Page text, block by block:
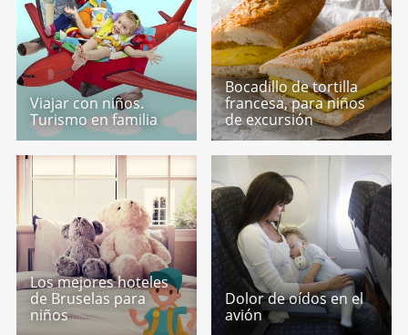
Viajar con niños.
Turismo en familia
Bocadillo de tortilla
francesa, para niños
de excursión
Los mejores hoteles
de Bruselas para
niños
Dolor de oídos en el
avión